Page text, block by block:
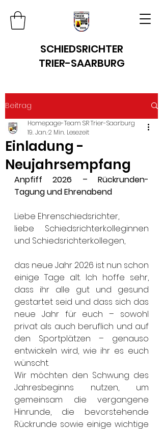
SCHIEDSRICHTER
TRIER-SAARBURG
Beitrag
Einladung -
Neujahrsempfang
Homepage-Team SR Trier-Saarburg
19. Jan.2 Min. Lesezeit
Anpfiff 2026 – Rückrunden-
Tagung und Ehrenabend
Liebe Ehrenschiedsrichter,
liebe Schiedsrichterkolleginnen
und Schiedsrichterkollegen,
das neue Jahr 2026 ist nun schon
einige Tage alt. Ich hoffe sehr,
dass ihr alle gut und gesund
gestartet seid und dass sich das
neue Jahr für euch – sowohl
privat als auch beruflich und auf
den Sportplätzen – genauso
entwickeln wird, wie ihr es euch
wünscht.
Wir möchten den Schwung des
Jahresbeginns nutzen, um
gemeinsam die vergangene
Hinrunde, die bevorstehende
Rückrunde sowie einige wichtige